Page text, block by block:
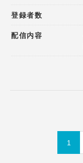
登録者数
配信内容
1